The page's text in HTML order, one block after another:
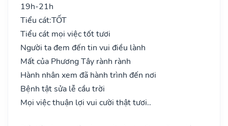
19h-21h
Tiểu cát:TỐT
Tiểu cát mọi việc tốt tươi
Người ta đem đến tin vui điều lành
Mất của Phương Tây rành rành
Hành nhân xem đã hành trình đến nơi
Bệnh tật sửa lễ cầu trời
Mọi việc thuận lợi vui cười thật tươi..